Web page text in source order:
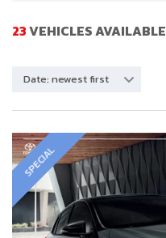
23VEHICLES AVAILABLE
Date: newest first
SPECIAL